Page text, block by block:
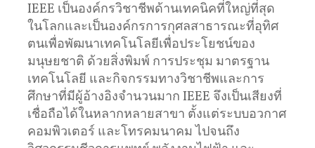
IEEE เป็นองค์กรวิชาชีพด้านเทคนิคที่ใหญ่ที่สุด
ในโลกและเป็นองค์กรการกุศลสาธารณะที่อุทิศ
ตนเพื่อพัฒนาเทคโนโลยีเพื่อประโยชน์ของ
มนุษยชาติ ด้วยสิ่งพิมพ์ การประชุม มาตรฐาน
เทคโนโลยี และกิจกรรมทางวิชาชีพและการ
ศึกษาที่มีผู้อ้างอิงจำนวนมาก IEEE จึงเป็นเสียงที่
เชื่อถือได้ในหลากหลายสาขา ตั้งแต่ระบบอวกาศ
คอมพิวเตอร์ และโทรคมนาคม ไปจนถึง